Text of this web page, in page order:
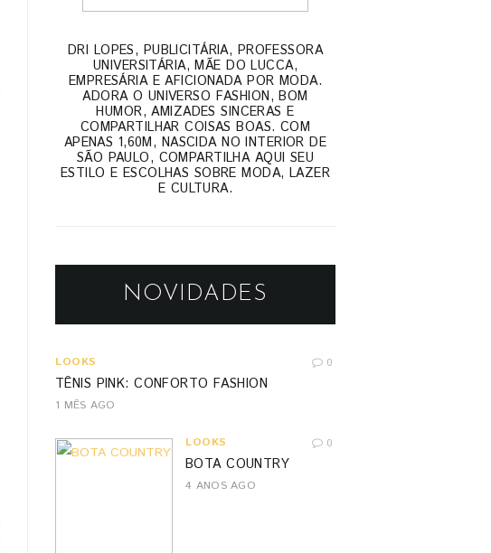
DRI LOPES, PUBLICITÁRIA, PROFESSORA
UNIVERSITÁRIA, MÃE DO LUCCA,
EMPRESÁRIA E AFICIONADA POR MODA.
ADORA O UNIVERSO FASHION, BOM
HUMOR, AMIZADES SINCERAS E
COMPARTILHAR COISAS BOAS. COM
APENAS 1,60M, NASCIDA NO INTERIOR DE
SÃO PAULO, COMPARTILHA AQUI SEU
ESTILO E ESCOLHAS SOBRE MODA, LAZER
E CULTURA.
NOVIDADES
LOOKS 0
TÊNIS PINK: CONFORTO FASHION
1 MÊS AGO
LOOKS 0
BOTA COUNTRY
4 ANOS AGO